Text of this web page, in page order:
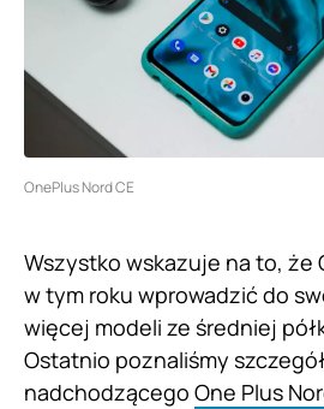
OnePlus Nord CE
Wszystko wskazuje na to, że
w tym roku wprowadzić do
więcej modeli ze średniej
Ostatnio poznaliśmy
nadchodzącego One Plus